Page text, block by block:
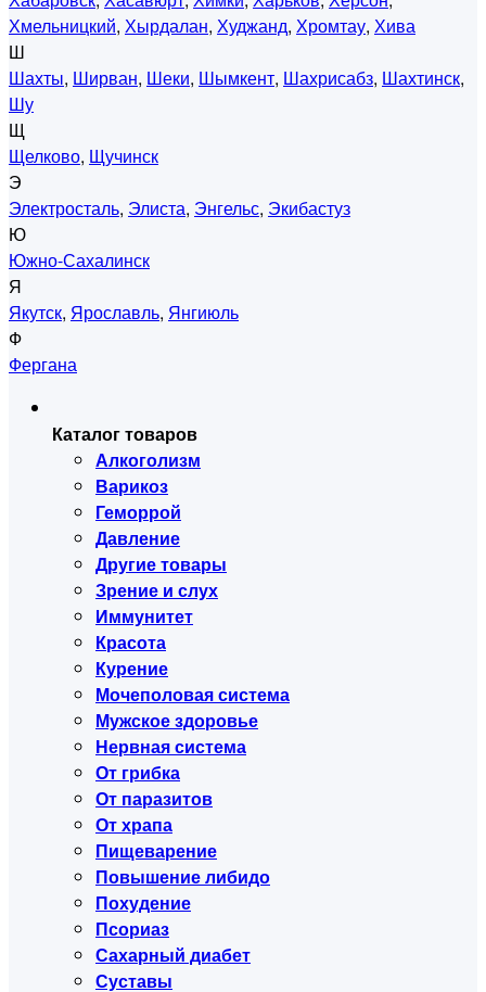
Хмельницкий, Хырдалан, Худжанд, Хромтау, Хива
Ш
Шахты, Ширван, Шеки, Шымкент, Шахрисабз, Шахтинск,
Шу
Щ
Щелково, Щучинск
Э
Электросталь, Элиста, Энгельс, Экибастуз
Ю
Южно-Сахалинск
Я
Якутск, Ярославль, Янгиюль
Ф
Фергана
Каталог товаров
Алкоголизм
Варикоз
Геморрой
Давление
Другие товары
Зрение и слух
Иммунитет
Красота
Курение
Мочеполовая система
Мужское здоровье
Нервная система
От грибка
От паразитов
От храпа
Пищеварение
Повышение либидо
Похудение
Псориаз
Сахарный диабет
Суставы